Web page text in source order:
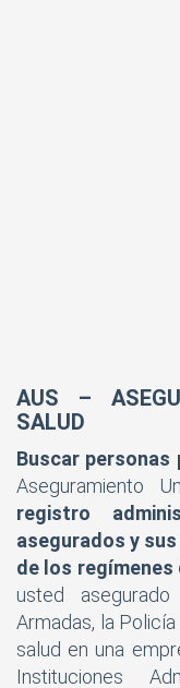
AUS –
SALUD
Buscar personas
Aseguramiento
registro
asegurados y
de los regímenes
usted
Armadas, la
salud en una
Instituciones